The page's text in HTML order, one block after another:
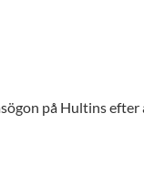
på Hultins